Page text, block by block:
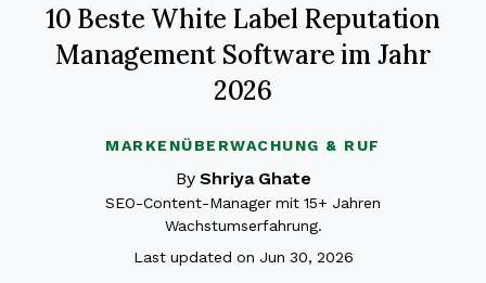
MARKENÜBERWACHUNG & RUF
10 Beste White Label Reputation
Management Software im Jahr
2026
By Shriya Ghate
SEO-Content-Manager mit 15+ Jahren
Wachstumserfahrung.
Last updated on Jun 30, 2026